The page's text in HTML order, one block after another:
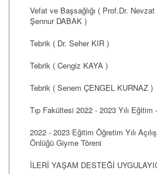
Vefat ve Başsağlığı ( Prof.Dr.
Şennur DABAK )
Tebrik ( Dr. Seher KIR )
Tebrik ( Cengiz KAYA )
Tebrik ( Senem ÇENGEL KURNAZ )
Tıp Fakültesi 2022 - 2023 Yılı Eğitim
2022 - 2023 Eğitim Öğretim Yılı
Önlüğü Giyme Töreni
İLERİ YAŞAM DESTEĞİ